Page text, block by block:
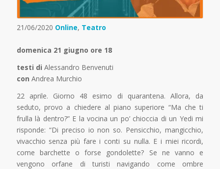
21/06/2020 Online, Teatro
domenica 21 giugno ore 18
testi di Alessandro Benvenuti
con Andrea Murchio
22 aprile. Giorno 48 esimo di quarantena. Allora, da
seduto, provo a chiedere al piano superiore “Ma che ti
frulla là dentro?” E la vocina un po’ chioccia di un Yedi mi
risponde: “Di preciso io non so. Pensicchio, mangicchio,
vivacchio senza più fare i conti su nulla. E i miei ricordi,
come barchette o forse gondolette? Se ne vanno e
vengono orfane di turisti navigando come ombre